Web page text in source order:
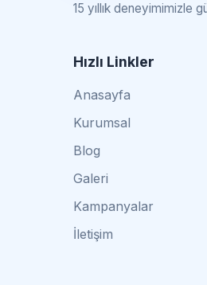
15 yıllık deneyimimizle
Hızlı Linkler
Anasayfa
Kurumsal
Blog
Galeri
Kampanyalar
İletişim